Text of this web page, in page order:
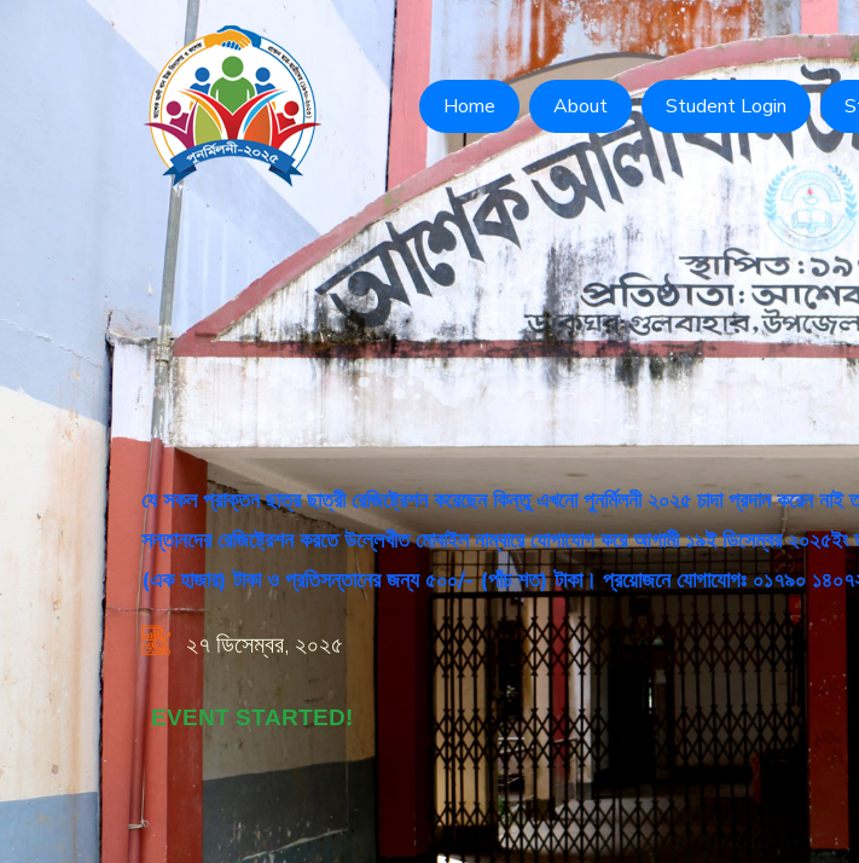
Home About Student Login
যে সকল প্রাক্তন ছাত্র ছাত্রী রেজিষ্ট্রেশন করেছেন কিন্তু এখনো পুনর্মিলনী ২০২৫ চাদা প্রদান করেন
সন্তানদের রেজিষ্ট্রেশন করতে উল্লেখীত মোবাইল নাম্বারে যোগাযোগ করে আগামী ১৯ই ডিসেম্বর
(এক হাজার) টাকা ও প্রতিসন্তানের জন্য ৫০০/- (পাঁচ শত) টাকা। প্রয়োজনে যোগাযোগঃ ০১৭৯০
২৭ ডিসেম্বর, ২০২৫
EVENT STARTED!